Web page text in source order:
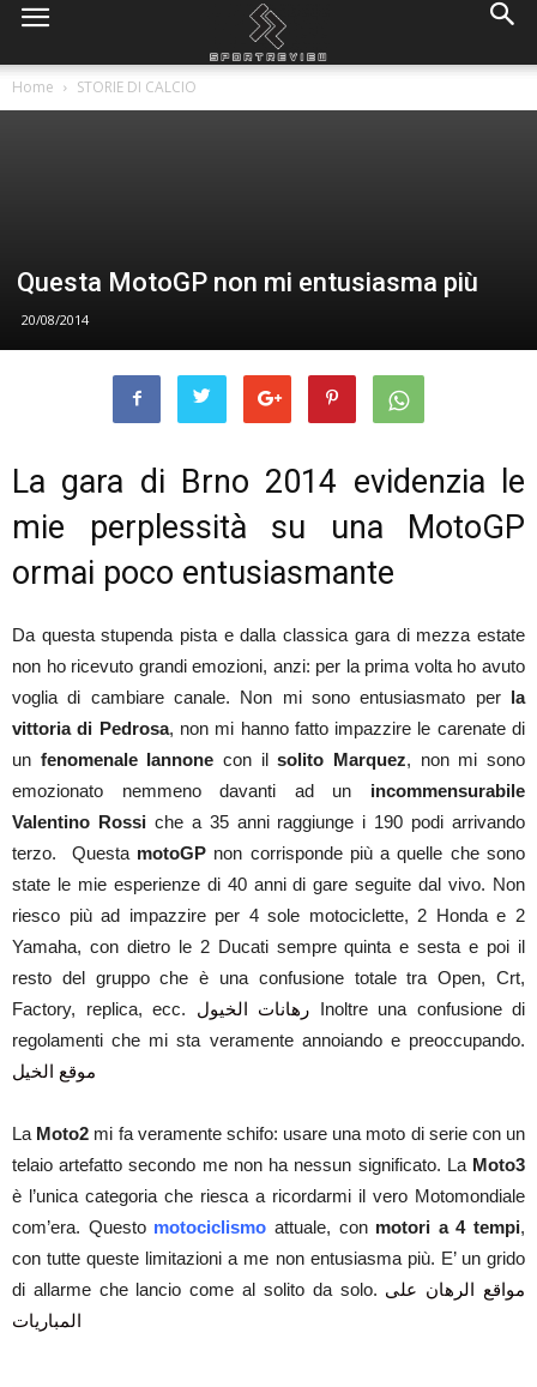
Home STORIE DI CALCIO
Questa MotoGP non mi entusiasma più
20/08/2014
La gara di Brno 2014 evidenzia le
mie perplessità su una MotoGP
ormai poco entusiasmante
Da questa stupenda pista e dalla classica gara di mezza estate
non ho ricevuto grandi emozioni, anzi: per la prima volta ho avuto
voglia di cambiare canale. Non mi sono entusiasmato perla
vittoria di Pedrosa, non mi hanno fatto impazzire le carenate di
un fenomenale Iannone con ilsolito Marquez, non mi sono
emozionato nemmeno davanti ad un incommensurabile
Valentino Rossiche a 35 anni raggiunge i 190 podi arrivando
terzo. QuestamotoGPnon corrisponde più a quelle che sono
state le mie esperienze di 40 anni di gare seguite dal vivo. Non
riesco più ad impazzire per 4 sole motociclette, 2 Honda e 2
Yamaha, con dietro le 2 Ducati sempre quinta e sesta e poi il
resto del gruppo che è una confusione totale tra Open, Crt,
Factory, replica, ecc. رهانات الخيول Inoltre una confusione di
regolamenti che mi sta veramente annoiando e preoccupando.
موقع الخيل
La Moto2 mi fa veramente schifo: usare una moto di serie con un
telaio artefatto secondo me non ha nessun significato. La Moto3
è l’unica categoria che riesca a ricordarmi il vero Motomondiale
com’era. Questo motociclismo attuale, con motori a 4 tempi,
con tutte queste limitazioni a me non entusiasma più. E’ un grido
di allarme che lancio come al solito da solo. مواقع الرهان على
المباريات